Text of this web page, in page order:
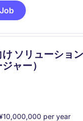
ジションです。
ソリューショ
ャー）
per year